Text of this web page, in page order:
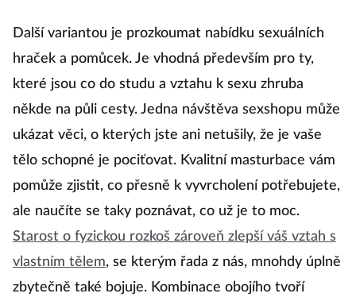
Další variantou je prozkoumat nabídku sexuálních
hraček a pomůcek. Je vhodná především pro ty,
které jsou co do studu a vztahu k sexu zhruba
někde na půli cesty. Jedna návštěva sexshopu může
ukázat věci, o kterých jste ani netušily, že je vaše
tělo schopné je pociťovat. Kvalitní masturbace vám
pomůže zjistit, co přesně k vyvrcholení potřebujete,
ale naučíte se taky poznávat, co už je to moc.
Starost o fyzickou rozkoš zároveň zlepší váš vztah s
vlastním tělem, se kterým řada z nás, mnohdy úplně
zbytečně také bojuje. Kombinace obojího tvoří